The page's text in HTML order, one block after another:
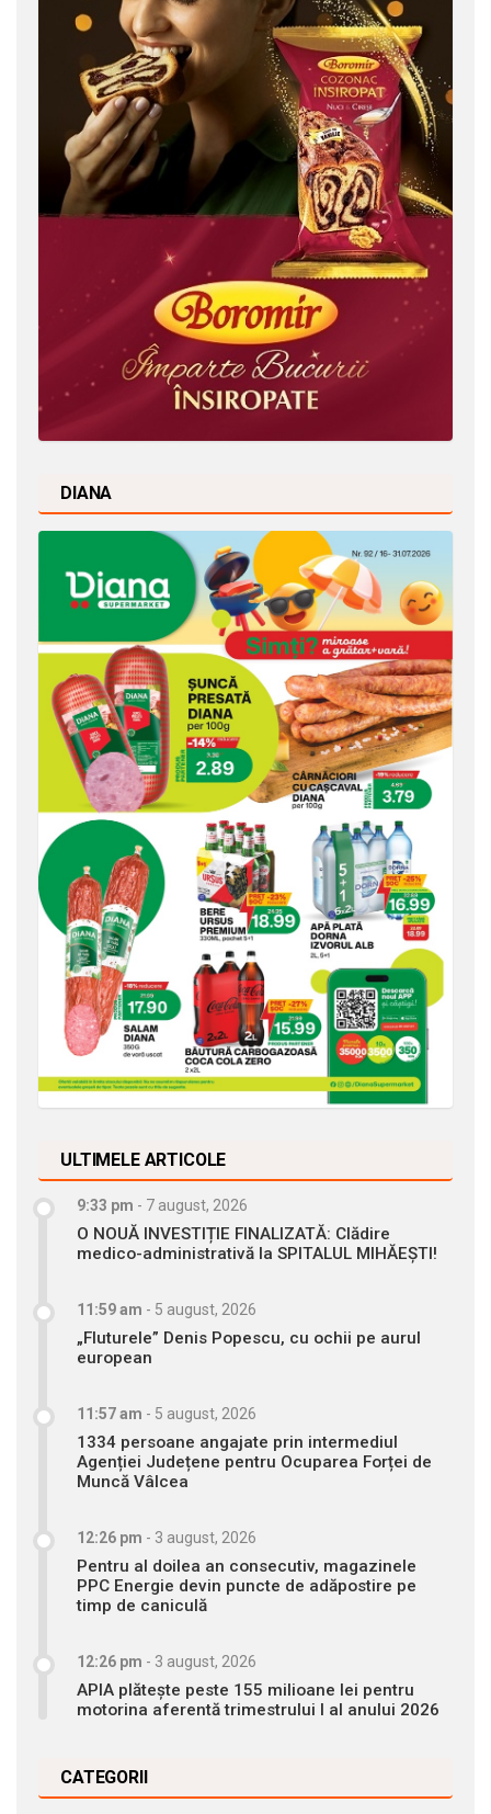
DIANA
ULTIMELE ARTICOLE
9:33 pm - 7 august, 2026
O NOUĂ INVESTIȚIE FINALIZATĂ: Clădire
medico-administrativă la SPITALUL MIHĂEȘTI!
11:59 am - 5 august, 2026
„Fluturele” Denis Popescu, cu ochii pe aurul
european
11:57 am - 5 august, 2026
1334 persoane angajate prin intermediul
Agenției Județene pentru Ocuparea Forței de
Muncă Vâlcea
12:26 pm - 3 august, 2026
Pentru al doilea an consecutiv, magazinele
PPC Energie devin puncte de adăpostire pe
timp de caniculă
12:26 pm - 3 august, 2026
APIA plătește peste 155 milioane lei pentru
motorina aferentă trimestrului I al anului 2026
CATEGORII